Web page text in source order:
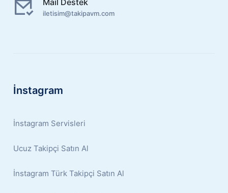
Mail Destek
iletisim@takipavm.com
İnstagram
İnstagram Servisleri
Ucuz Takipçi Satın Al
İnstagram Türk Takipçi Satın Al